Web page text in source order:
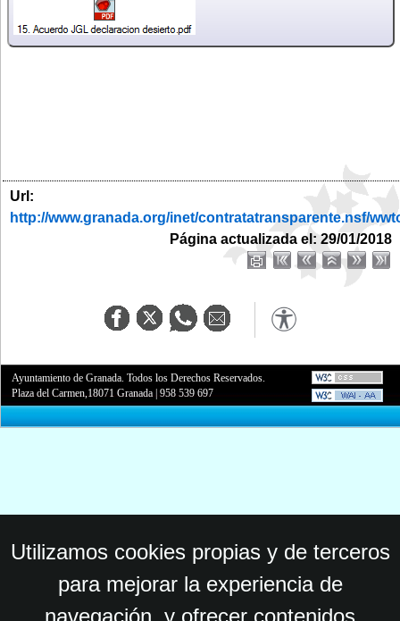
Url:
http://www.granada.org/inet/contratatransparente.nsf/
Página actualizada el: 29/01/2018
Ayuntamiento de Granada. Todos los Derechos Reservados.
Plaza del Carmen,18071 Granada |958 539 697
Utilizamos cookies propias y de terceros
para mejorar la experiencia de
navegación, y ofrecer contenidos